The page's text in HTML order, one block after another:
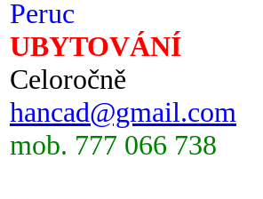
Peruc
UBYTOVÁNÍ
Celoročně
hancad@gmail.com
mob. 777 066 738